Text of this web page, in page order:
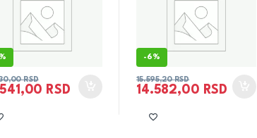
RSD
RSD
-6%
14.582,00 RSD
15.595,20RSD